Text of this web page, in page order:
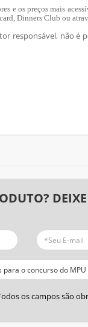
e os preços mais
Dinners Club ou
responsável, não
os campos são